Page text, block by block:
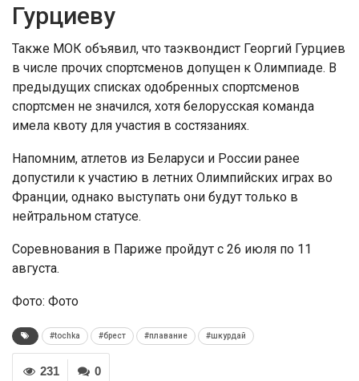
Гурциеву
Также МОК объявил, что таэквондист Георгий Гурциев
в числе прочих спортсменов допущен к Олимпиаде. В
предыдущих списках одобренных спортсменов
спортсмен не значился, хотя белорусская команда
имела квоту для участия в состязаниях.
Напомним, атлетов из Беларуси и России ранее
допустили к участию в летних Олимпийских играх во
Франции, однако выступать они будут только в
нейтральном статусе.
Соревнования в Париже пройдут с 26 июля по 11
августа.
Фото: Фото
#tochka #брест #плавание #шкурдай
0
231